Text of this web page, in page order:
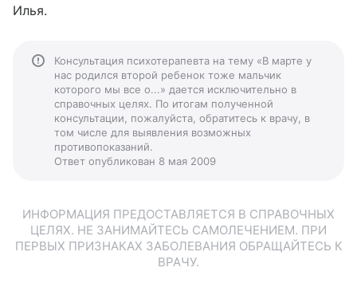
Илья.
Консультация психотерапевта на тему «В марте у
нас родился второй ребенок тоже мальчик
которого мы все о...» дается исключительно в
справочных целях. По итогам полученной
консультации, пожалуйста, обратитесь к врачу, в
том числе для выявления возможных
противопоказаний.
Ответ опубликован 8 мая 2009
ИНФОРМАЦИЯ ПРЕДОСТАВЛЯЕТСЯ В СПРАВОЧНЫХ
ЦЕЛЯХ. НЕ ЗАНИМАЙТЕСЬ САМОЛЕЧЕНИЕМ. ПРИ
ПЕРВЫХ ПРИЗНАКАХ ЗАБОЛЕВАНИЯ ОБРАЩАЙТЕСЬ К
ВРАЧУ.